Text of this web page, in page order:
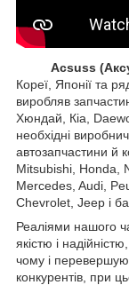
Acsuss
Кореї, Японії та
виробляв
Хюндай, Кіа,
необхідні
автозапчастини й
Mitsubishi, Honda,
Mercedes, Audi,
Chevrolet, Jeep і
Реаліями нашого
якістю і
чому і
конкурентів, при